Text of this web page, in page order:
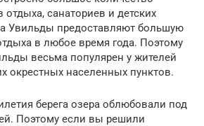
санаториев и детских
Увильды предоставляют большую
в любое время года. Поэтому
весьма популярен у жителей
окрестных населенных пунктов.
берега озера облюбовали под
Поэтому если вы решили